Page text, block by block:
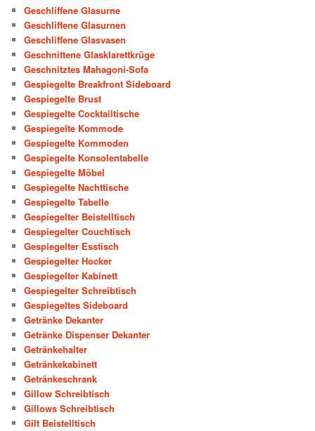
Geschliffene Glasurne
Geschliffene Glasurnen
Geschliffene Glasvasen
Geschnittene Glasklarettkrüge
Geschnitztes Mahagoni-Sofa
Gespiegelte Breakfront Sideboard
Gespiegelte Brust
Gespiegelte Cocktailtische
Gespiegelte Kommode
Gespiegelte Kommoden
Gespiegelte Konsolentabelle
Gespiegelte Möbel
Gespiegelte Nachttische
Gespiegelte Tabelle
Gespiegelter Beistelltisch
Gespiegelter Couchtisch
Gespiegelter Esstisch
Gespiegelter Hocker
Gespiegelter Kabinett
Gespiegelter Schreibtisch
Gespiegeltes Sideboard
Getränke Dekanter
Getränke Dispenser Dekanter
Getränkehalter
Getränkekabinett
Getränkeschrank
Gillow Schreibtisch
Gillows Schreibtisch
Gilt Beistelltisch